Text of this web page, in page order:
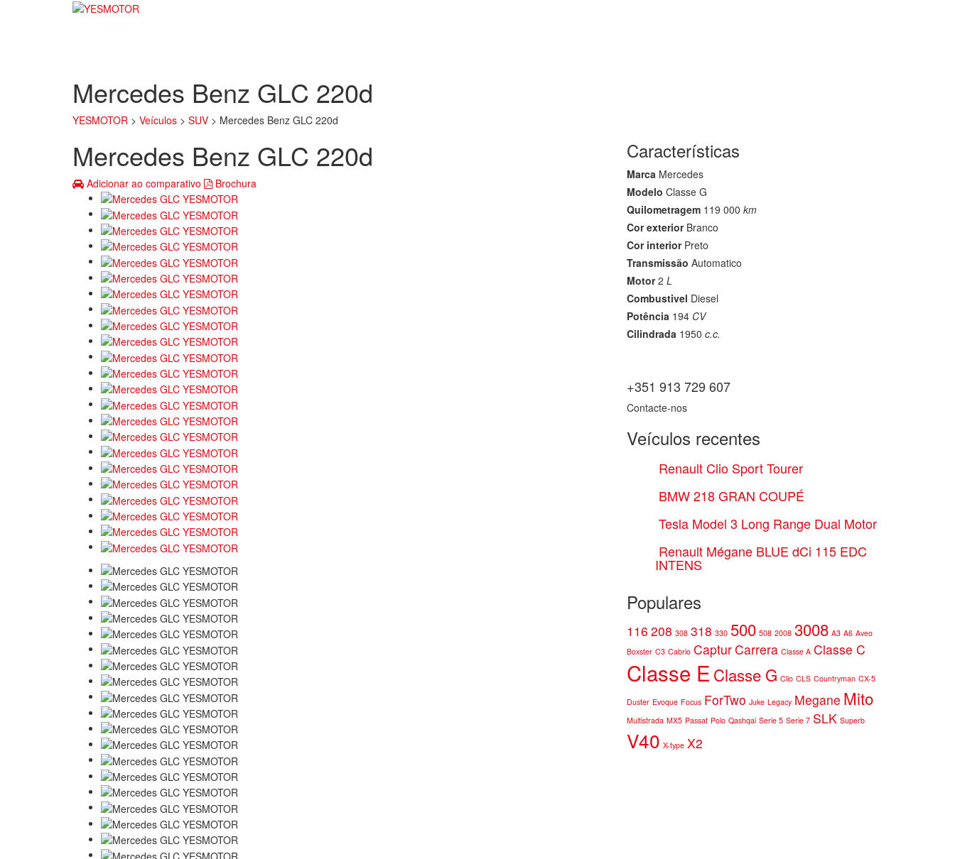
Mercedes Benz GLC 220d
YESMOTOR > Veículos > SUV > Mercedes Benz GLC 220d
Mercedes Benz GLC 220d
Adicionar ao comparativo Brochura
Características
Marca Mercedes
Modelo Classe G
Quilometragem 119 000 km
Cor exterior Branco
Cor interior Preto
Transmissão Automatico
Motor 2 L
Combustivel Diesel
Potência 194 CV
Cilindrada 1950 c.c.
+351 913 729 607
Contacte-nos
Veículos recentes
Renault Clio Sport Tourer
BMW 218 GRAN COUPÉ
Tesla Model 3 Long Range Dual Motor
Renault Mégane BLUE dCi 115 EDC
INTENS
Populares
116 208 308 318 330 500 508 2008 3008 A3 A6 Aveo
Boxster C3 Cabrio CapturCarrera Classe A Classe C
Classe E Classe G Clio CLS Countryman CX-5
Duster Evoque Focus ForTwo Juke Legacy Megane Mito
Multistrada MX5 Passat Polo Qashqai Serie 5 Serie 7 SLK Superb
V40 X-type X2